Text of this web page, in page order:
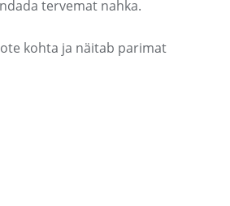
tervemat nahka.
kohta ja näitab parimat